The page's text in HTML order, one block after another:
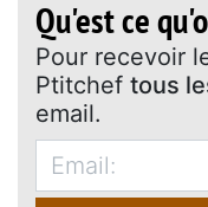
Qu'est ce
Pour recevoir
Ptitchef tous
email.